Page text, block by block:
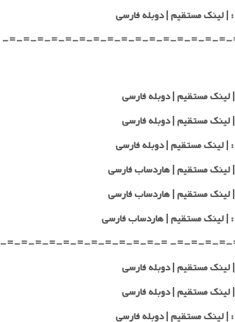
-=-=-=-=-=-=-=-=-=-=-=-=-=-=-=-
-=-=-=-=-=-=-=-=-=-=- =-=-=-=-=-